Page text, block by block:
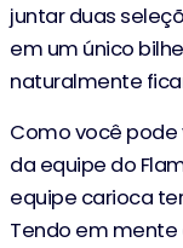
juntar duas
em um único
naturalmente
Como você
da equipe do
equipe carioca
Tendo em